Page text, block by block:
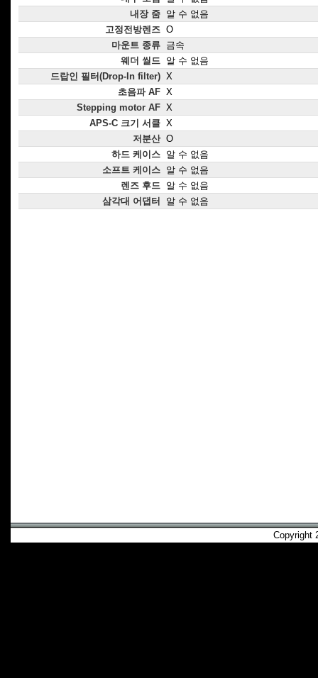
내장 줌 알 수 없음
고정전방렌즈 O
마운트 종류 금속
웨더 씰드 알 수 없음
드랍인 필터(Drop-In filter) X
초음파 AF X
Stepping motor AF X
APS-C 크기 서클 X
저분산 O
하드 케이스 알 수 없음
소프트 케이스 알 수 없음
렌즈 후드 알 수 없음
삼각대 어댑터
알 수 없음
Copyright